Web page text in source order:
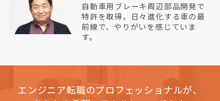
自動車用ブレーキ周辺部品開発で
特許を取得。日々進化する車の最
前線で、やりがいを感じていま
す。
エンジニア転職のプロフェッショナルが、